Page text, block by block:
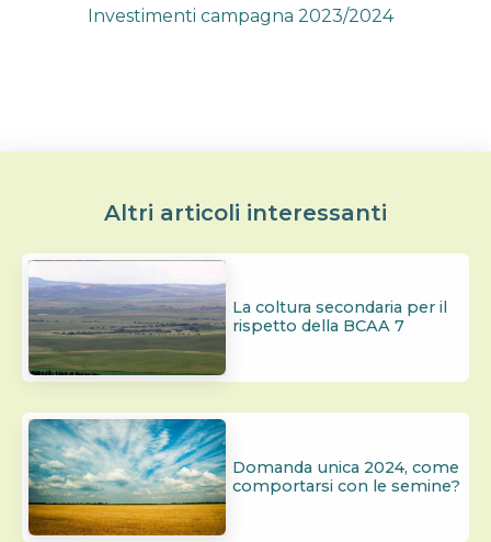
Investimenti campagna 2023/2024
Altri articoli interessanti
La coltura secondaria per il
rispetto della BCAA 7
Domanda unica 2024, come
comportarsi con le semine?